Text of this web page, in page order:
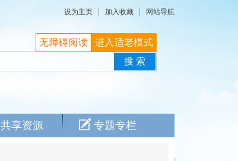
设为主页 加入收藏 网站导航
共享资源 专题专栏
无障碍阅读 进入适老模式